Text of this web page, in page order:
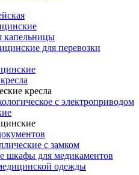
капельницы
для перевозки
кресла
с электроприводом
с замком
шкафы для медикаментов
одежды